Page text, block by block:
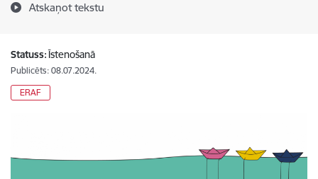
Atskaņot tekstu
Statuss:Īstenošanā
Publicēts: 08.07.2024.
ERAF